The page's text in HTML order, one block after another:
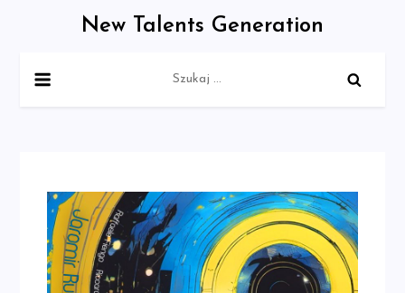
New Talents Generation